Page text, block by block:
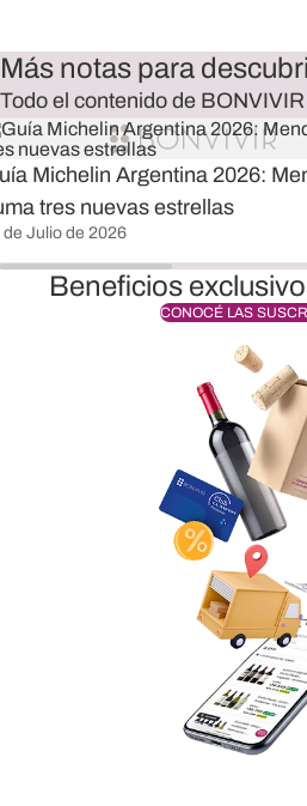
Más notas para
Todo el contenido de
Michelin Argentina 2026:
tres nuevas estrellas
de Julio de 2026
Beneficios
CONOCÉ LAS